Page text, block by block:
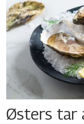
Østers tar